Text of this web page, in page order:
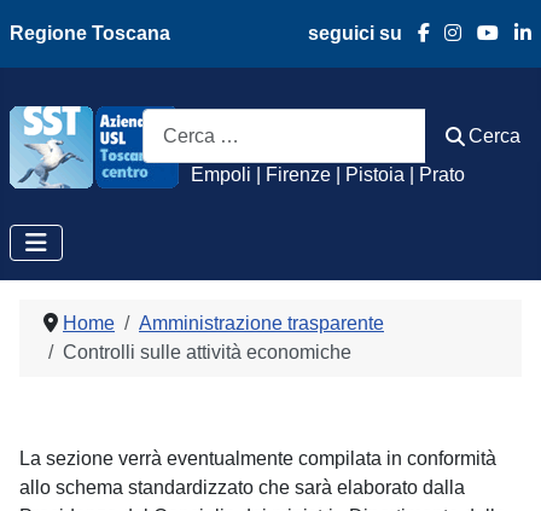
Regione Toscana seguici su
Azienda Usl
Empoli | Firenze | Pistoia | Prato
Cerca
Cerca
Home
Amministrazione trasparente
Controlli sulle attività economiche
La sezione verrà eventualmente compilata in conformità
allo schema standardizzato che sarà elaborato dalla